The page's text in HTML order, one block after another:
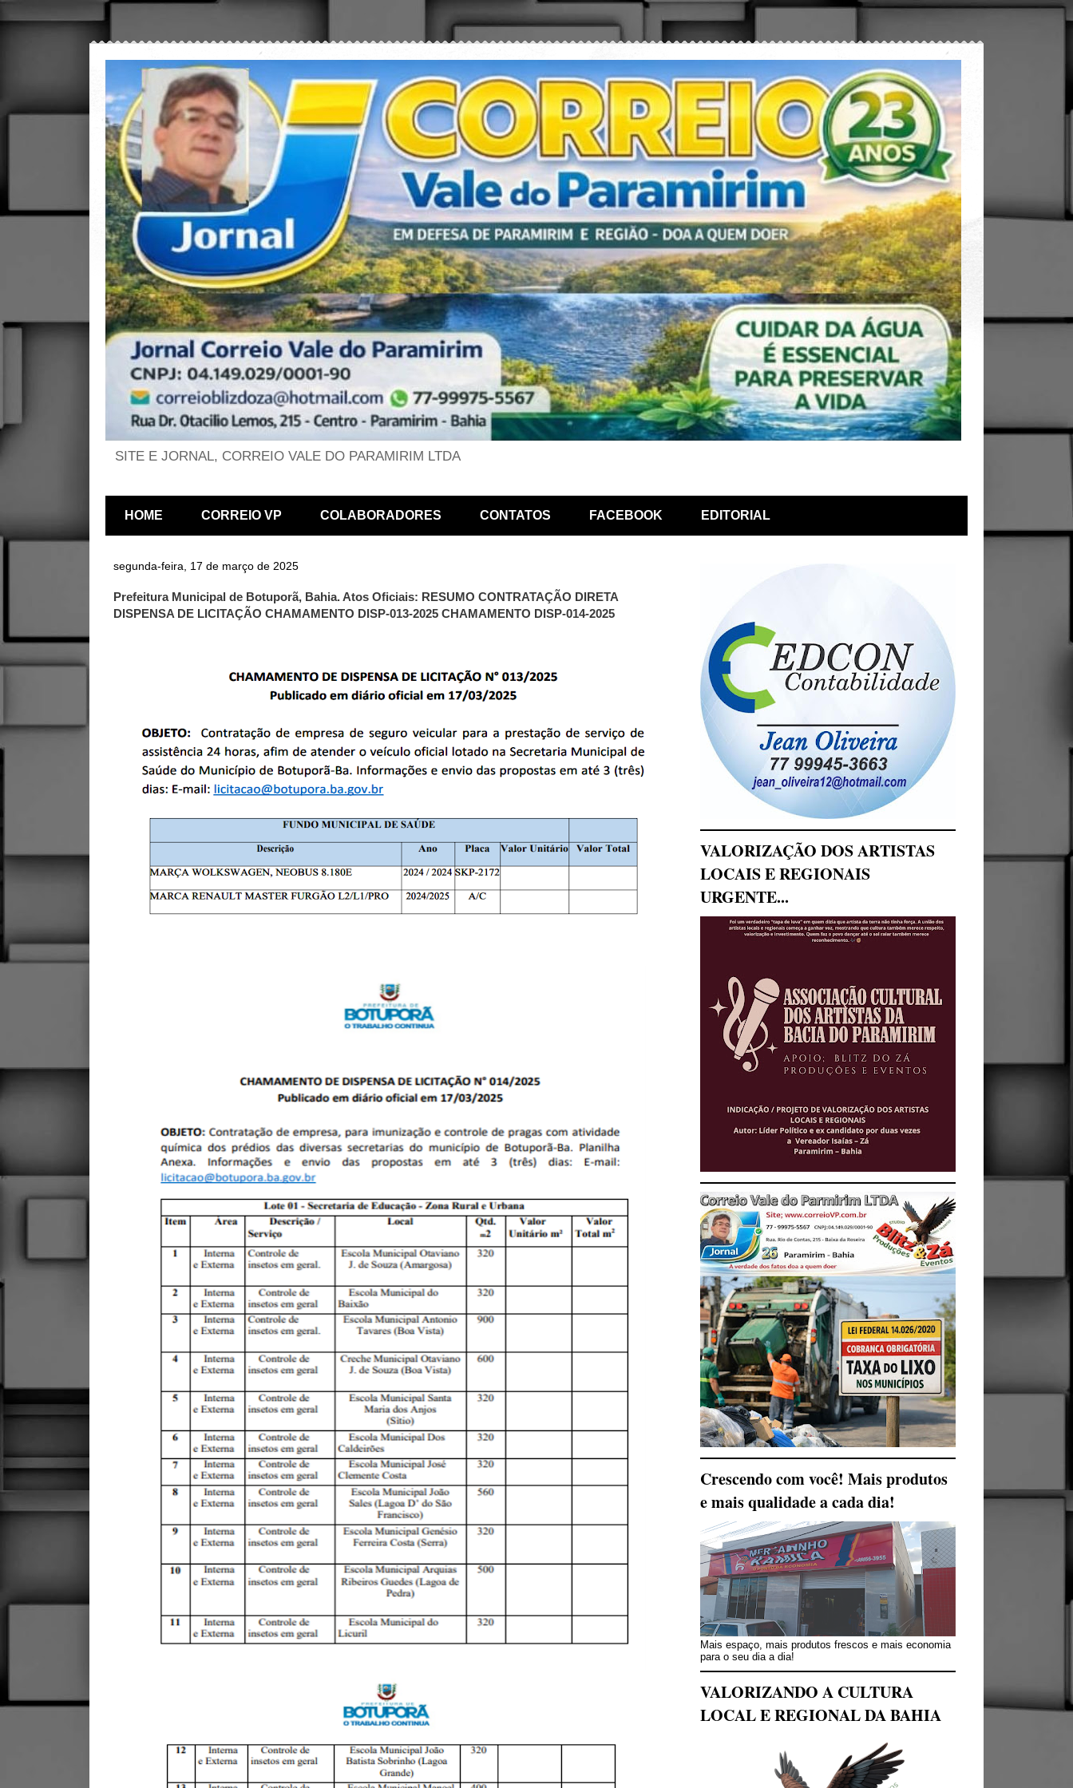
SITE E JORNAL, CORREIO VALE DO PARAMIRIM LTDA
HOME CORREIO VP COLABORADORES CONTATOS FACEBOOK EDITORIAL
segunda-feira, 17 de março de 2025
Prefeitura Municipal de Botuporã, Bahia. Atos Oficiais: RESUMO CONTRATAÇÃO DIRETA
DISPENSA DE LICITAÇÃO CHAMAMENTO DISP-013-2025 CHAMAMENTO DISP-014-2025
VALORIZAÇÃO DOS ARTISTAS
LOCAIS E REGIONAIS
URGENTE...
Crescendo com você! Mais produtos
e mais qualidade a cada dia!
Mais espaço, mais produtos frescos e mais economia
para o seu dia a dia!
VALORIZANDO A CULTURA
LOCAL E REGIONAL DA BAHIA